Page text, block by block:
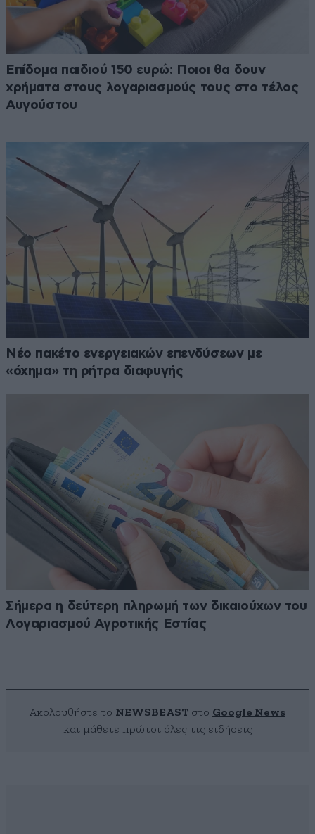
Επίδομα παιδιού 150 ευρώ: Ποιοι θα δουν
χρήματα στους λογαριασμούς τους στο τέλος
Αυγούστου
Νέο πακέτο ενεργειακών επενδύσεων με
«όχημα» τη ρήτρα διαφυγής
Σήμερα η δεύτερη πληρωμή των δικαιούχων του
Λογαριασμού Αγροτικής Εστίας
Ακολουθήστε το NEWSBEAST στο Google News
και μάθετε πρώτοι όλες τις ειδήσεις